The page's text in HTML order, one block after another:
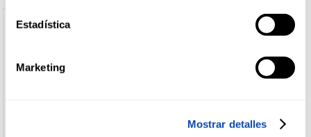
Estadística
Marketing
Mostrar detalles